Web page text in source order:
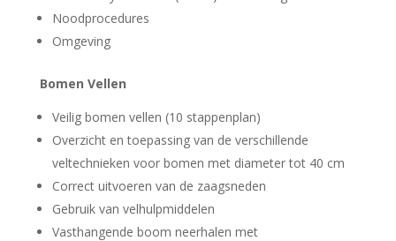
Noodprocedures
Omgeving
Bomen Vellen
Veilig bomen vellen (10 stappenplan)
Overzicht en toepassing van de verschillende
veltechnieken voor bomen met diameter tot 40 cm
Correct uitvoeren van de zaagsneden
Gebruik van velhulpmiddelen
Vasthangende boom neerhalen met